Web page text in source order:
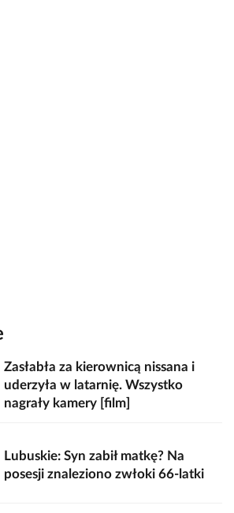
Zasłabła za kierownicą nissana i
uderzyła w latarnię. Wszystko
nagrały kamery [film]
Lubuskie: Syn zabił matkę? Na
posesji znaleziono zwłoki 66-latki